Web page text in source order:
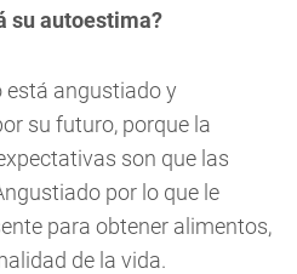
su autoestima?
está angustiado y
su futuro, porque la
son que las
por lo que le
para obtener alimentos,
de la vida.